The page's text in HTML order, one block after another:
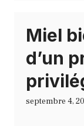
Miel
d’un
septembre 4,